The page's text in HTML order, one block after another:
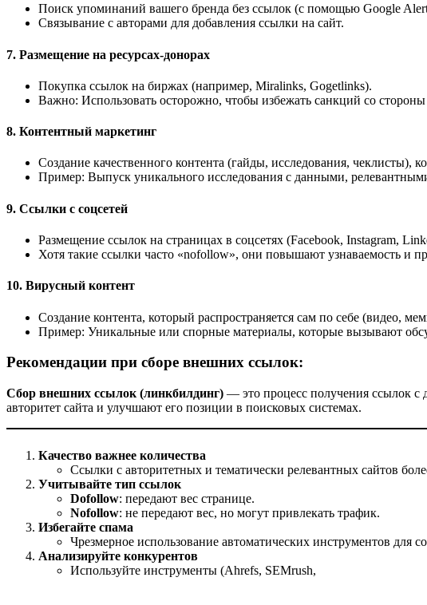
Поиск упоминаний вашего бренда без ссылок (с помощью Google
Связывание с авторами для добавления ссылки на сайт.
7. Размещение на ресурсах-донорах
Покупка ссылок на биржах (например, Miralinks, Gogetlinks).
Важно: Использовать осторожно, чтобы избежать санкций со
8. Контентный маркетинг
Создание качественного контента (гайды, исследования, чеклисты),
Пример: Выпуск уникального исследования с данными,
9. Ссылки с соцсетей
Размещение ссылок на страницах в соцсетях (Facebook, Instagram,
Хотя такие ссылки часто «nofollow», они повышают узнаваемость и
10. Вирусный контент
Создание контента, который распространяется сам по себе (видео,
Пример: Уникальные или спорные материалы, которые вызывают
Рекомендации при сборе внешних ссылок:
Сбор внешних ссылок (линкбилдинг) — это процесс получения ссылок с
авторитет сайта и улучшают его позиции в поисковых системах.
Качество важнее количества
Ссылки с авторитетных и тематически релевантных сайтов
Учитывайте тип ссылок
Dofollow: передают вес странице.
Nofollow: не передают вес, но могут привлекать трафик.
Избегайте спама
Чрезмерное использование автоматических инструментов для
Анализируйте конкурентов
Используйте инструменты (Ahrefs, SEMrush,